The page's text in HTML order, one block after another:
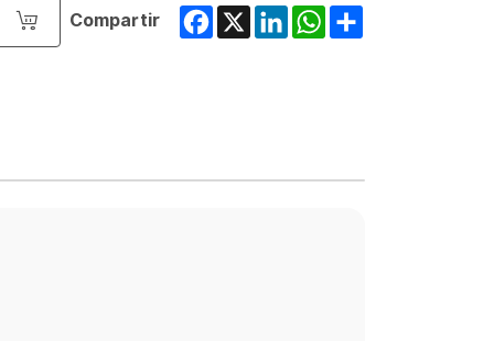
Compartir Facebook
X LinkedInWhatsApp